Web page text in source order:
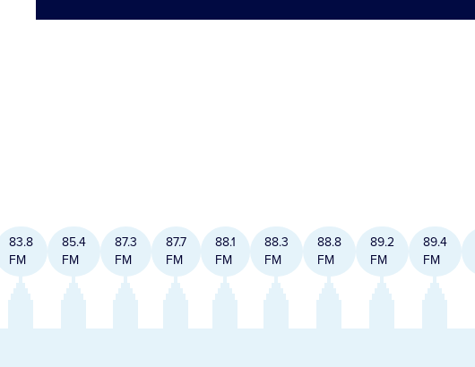
83.8
FM
85.4
FM
87.3
FM
87.7
FM
88.1
FM
88.3
FM
88.8
FM
89.2
FM
89.4
FM